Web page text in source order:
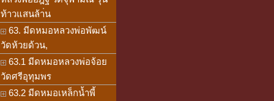
ท้าวแสนล้า่น
63. มีดหมอหลวงพ่อพัฒน์
วัดห้วยด้วน,
63.1 มีดหมอหลวงพ่อจ้อย
วัดศรีอุทุมพร
63.2 มีดหมอเหล็กน้ำพี้